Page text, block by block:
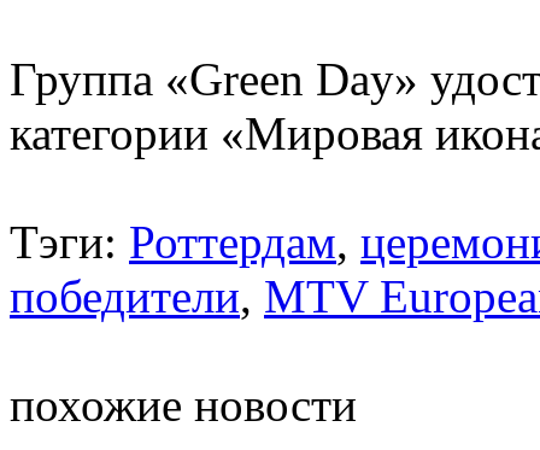
Группа «Green Day»
категории «Мировая
Тэги: Роттердам,
победители, MTV
похожие новости